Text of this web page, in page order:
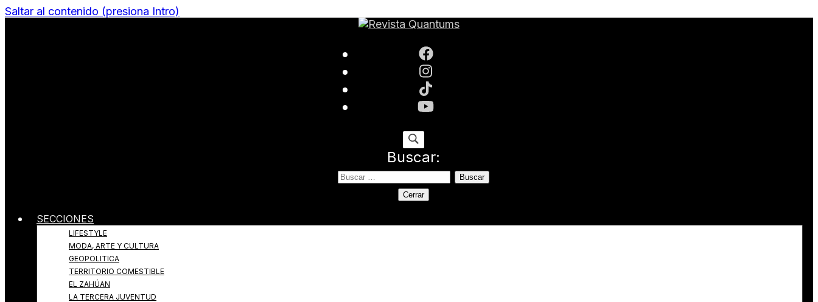
Saltar al contenido (presiona Intro)
Buscar:
Cerrar
SECCIONES
LIFESTYLE
MODA, ARTE Y CULTURA
GEOPOLITICA
TERRITORIO COMESTIBLE
EL ZAHÚAN
LA TERCERA JUVENTUD